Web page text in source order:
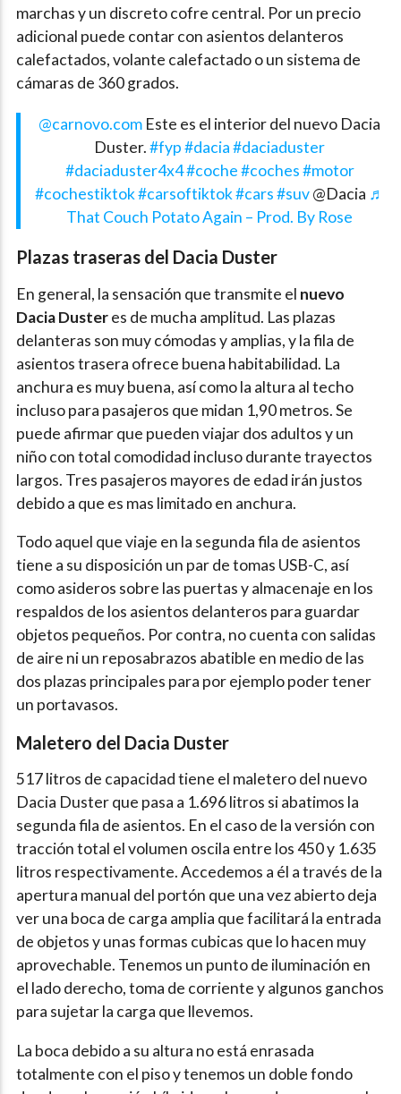
marchas y un discreto cofre central. Por un precio
adicional puede contar con asientos delanteros
calefactados, volante calefactado o un sistema de
cámaras de 360 grados.
@carnovo.com Este es el interior del nuevo Dacia
Duster.#fyp#dacia#daciaduster
#daciaduster4x4#coche#coches#motor
#cochestiktok#carsoftiktok#cars#suv@Dacia ♬
That Couch Potato Again – Prod. By Rose
Plazas traseras del Dacia Duster
En general, la sensación que transmite el nuevo
Dacia Dusteres de mucha amplitud. Las plazas
delanteras son muy cómodas y amplias, y la fila de
asientos trasera ofrece buena habitabilidad. La
anchura es muy buena, así como la altura al techo
incluso para pasajeros que midan 1,90 metros. Se
puede afirmar que pueden viajar dos adultos y un
niño con total comodidad incluso durante trayectos
largos. Tres pasajeros mayores de edad irán justos
debido a que es mas limitado en anchura.
Todo aquel que viaje en la segunda fila de asientos
tiene a su disposición un par de tomas USB-C, así
como asideros sobre las puertas y almacenaje en los
respaldos de los asientos delanteros para guardar
objetos pequeños. Por contra, no cuenta con salidas
de aire ni un reposabrazos abatible en medio de las
dos plazas principales para por ejemplo poder tener
un portavasos.
Maletero del Dacia Duster
517 litros de capacidad tiene el maletero del nuevo
Dacia Duster que pasa a 1.696 litros si abatimos la
segunda fila de asientos. En el caso de la versión con
tracción total el volumen oscila entre los 450 y 1.635
litros respectivamente. Accedemos a él a través de la
apertura manual del portón que una vez abierto deja
ver una boca de carga amplia que facilitará la entrada
de objetos y unas formas cubicas que lo hacen muy
aprovechable. Tenemos un punto de iluminación en
el lado derecho, toma de corriente y algunos ganchos
para sujetar la carga que llevemos.
La boca debido a su altura no está enrasada
totalmente con el piso y tenemos un doble fondo